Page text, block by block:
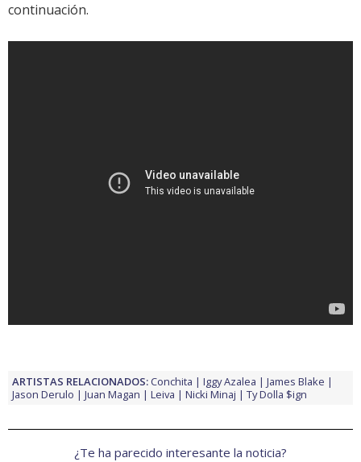
continuación.
ARTISTAS RELACIONADOS:Conchita Iggy Azalea
James Blake
Jason Derulo
Juan Magan Leiva Nicki Minaj Ty Dolla $ign
¿Te ha parecido interesante la noticia?